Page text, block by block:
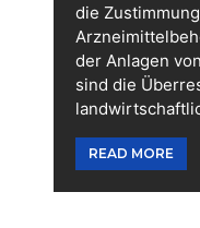
die
der Anlagen
sind die
READ MORE